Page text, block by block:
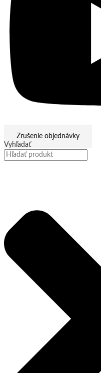
Zrušenie objednávky
Vyhľadať